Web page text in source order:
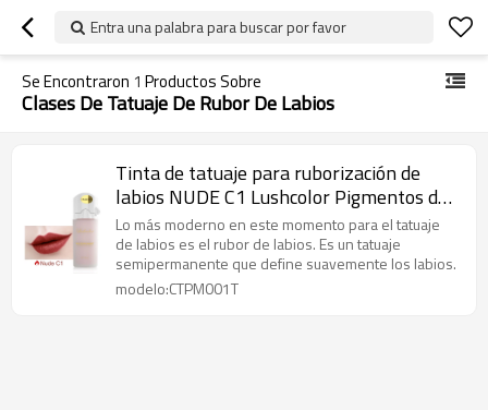
Entra una palabra para buscar por favor
Se Encontraron 1 Productos Sobre
Clases De Tatuaje De Rubor De Labios
Tinta de tatuaje para ruborización de
labios NUDE C1 Lushcolor Pigmentos de
maquillaje permanente
Lo más moderno en este momento para el tatuaje
de labios es el rubor de labios. Es un tatuaje
semipermanente que define suavemente los labios.
modelo:CTPM001T